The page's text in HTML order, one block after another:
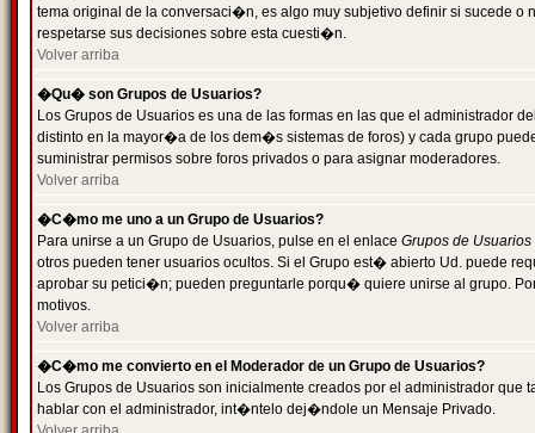
tema original de la conversaci�n, es algo muy subjetivo definir si sucede
respetarse sus decisiones sobre esta cuesti�n.
Volver arriba
�Qu� son Grupos de Usuarios?
Los Grupos de Usuarios es una de las formas en las que el administrador
distinto en la mayor�a de los dem�s sistemas de foros) y cada grupo
suministrar permisos sobre foros privados o para asignar moderadores.
Volver arriba
�C�mo me uno a un Grupo de Usuarios?
Para unirse a un Grupo de Usuarios, pulse en el enlace Grupos de Usuarios
otros pueden tener usuarios ocultos. Si el Grupo est� abierto Ud. puede
aprobar su petici�n; pueden preguntarle porqu� quiere unirse al grupo.
motivos.
Volver arriba
�C�mo me convierto en el Moderador de un Grupo de Usuarios?
Los Grupos de Usuarios son inicialmente creados por el administrador
hablar con el administrador, int�ntelo dej�ndole un Mensaje Privado.